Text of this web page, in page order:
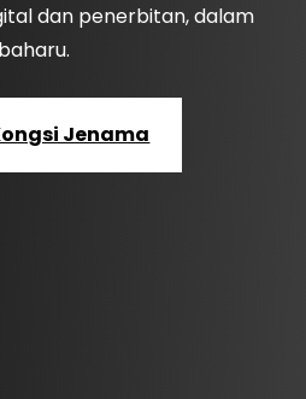
dan penerbitan, dalam
Jenama